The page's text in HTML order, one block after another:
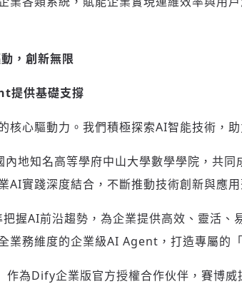
，創新無限
提供基礎支撐
核心驅動力。我們積極探索AI智能技術，助
內地知名高等學府中山大學數學學院，共同
AI實踐深度結合，不斷推動技術創新與應用
把握AI前沿趨勢，為企業提供高效、靈活、
業務維度的企業級AI Agent，打造專屬的
作為Dify企業版官方授權合作伙伴，賽博